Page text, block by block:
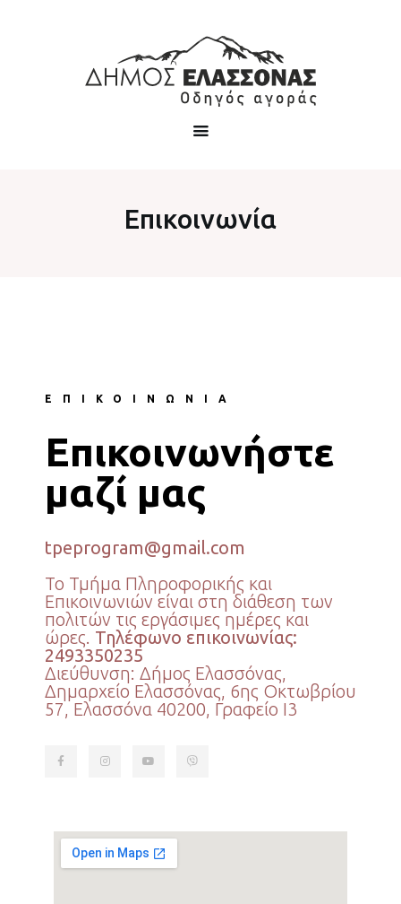
Επικοινωνία
ΕΠΙΚΟΙΝΩΝΙΑ
Επικοινωνήστε
μαζί μας
tpeprogram@gmail.com
Το Τμήμα Πληροφορικής και
Επικοινωνιών είναι στη διάθεση των
πολιτών τις εργάσιμες ημέρες και
ώρες. Τηλέφωνο επικοινωνίας:
2493350235
Διεύθυνση: Δήμος Ελασσόνας,
Δημαρχείο Ελασσόνας, 6ης Οκτωβρίου
57, Ελασσόνα 40200, Γραφείο Ι3